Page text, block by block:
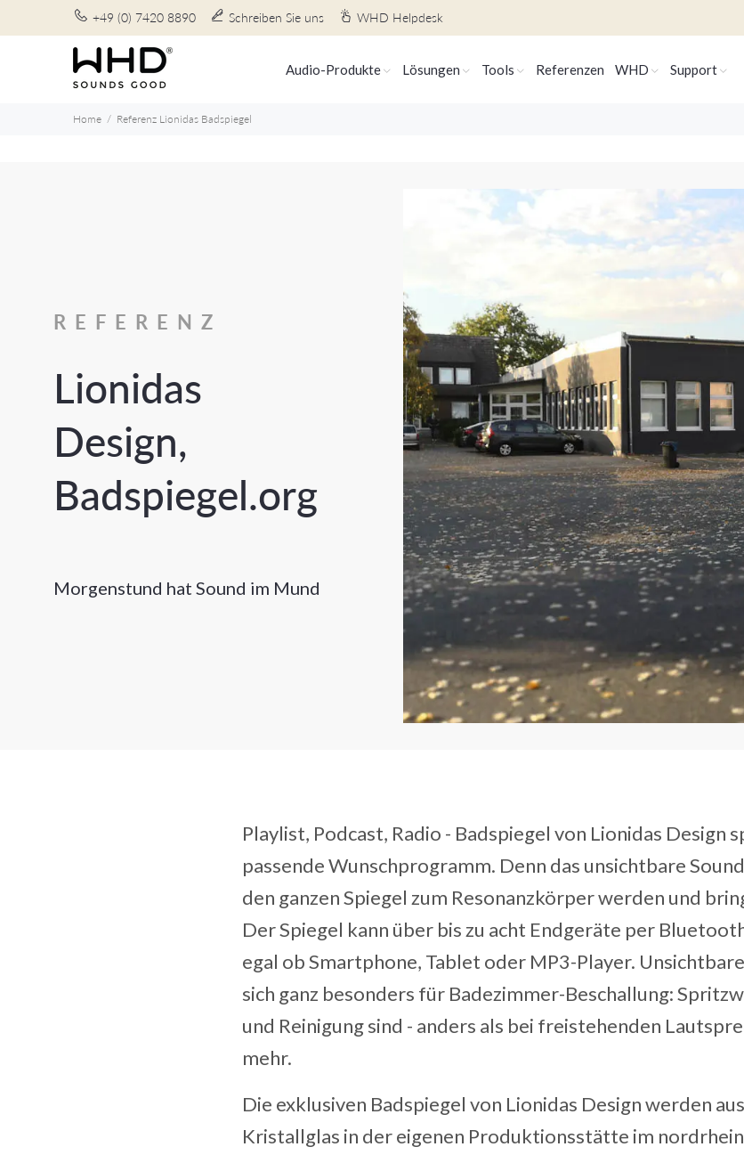
+49 (0) 7420 8890 Schreiben Sie uns WHD Helpdesk
Audio-Produkte Lösungen Tools Referenzen WHD Support
Home Referenz Lionidas Badspiegel
REFERENZ
Lionidas
Design,
Badspiegel.org
Morgenstund hat Sound im Mund
Playlist, Podcast, Radio - Badspiegel von Lionidas Design
passende Wunschprogramm. Denn das unsichtbare
den ganzen Spiegel zum Resonanzkörper werden und
Der Spiegel kann über bis zu acht Endgeräte per
egal ob Smartphone, Tablet oder MP3-Player.
sich ganz besonders für Badezimmer-Beschallung:
und Reinigung sind - anders als bei freistehenden
mehr.
Die exklusiven Badspiegel von Lionidas Design werden
Kristallglas in der eigenen Produktionsstätte im